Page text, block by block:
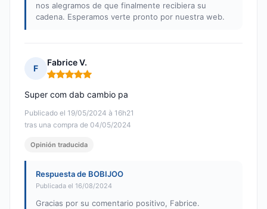
nos alegramos de que finalmente recibiera su
cadena. Esperamos verte pronto por nuestra web.
F
Fabrice V.
Nota: 5 de 5
Publicado el 19/05/2024 à 16h21
tras una compra de 04/05/2024
Super com dab cambio pa
Opinión traducida
Respuesta de BOBIJOO
Publicada el 16/08/2024
Gracias por su comentario positivo, Fabrice.